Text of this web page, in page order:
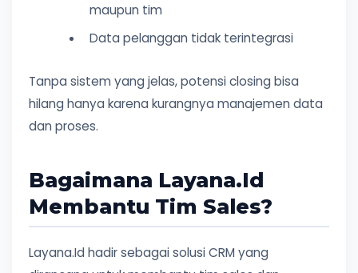
maupun tim
Data pelanggan tidak terintegrasi
Tanpa sistem yang jelas, potensi closing bisa
hilang hanya karena kurangnya manajemen data
dan proses.
Bagaimana Layana.Id
Membantu Tim Sales?
Layana.Id hadir sebagai solusi CRM yang